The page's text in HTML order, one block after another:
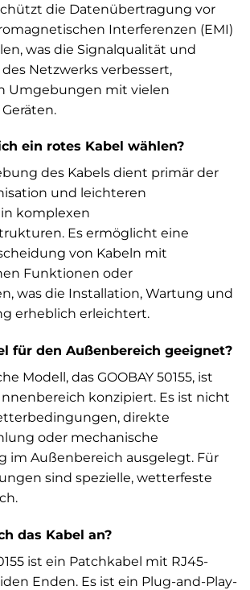
die Datenübertragung vor
Interferenzen (EMI)
was die Signalqualität und
Netzwerks verbessert,
Umgebungen mit vielen
ein rotes Kabel wählen?
des Kabels dient primär der
und leichteren
komplexen
Es ermöglicht eine
von Kabeln mit
Funktionen oder
was die Installation, Wartung und
erheblich erleichtert.
für den Außenbereich geeignet?
Modell, das GOOBAY 50155, ist
konzipiert. Es ist nicht
direkte
oder mechanische
im Außenbereich ausgelegt. Für
sind spezielle, wetterfeste
das Kabel an?
ist ein Patchkabel mit RJ45-
Enden. Es ist ein Plug-and-Play-